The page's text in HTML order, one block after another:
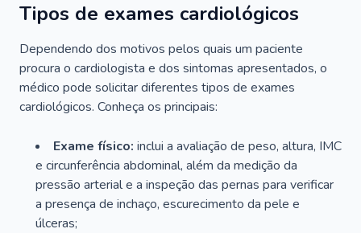
Tipos de exames cardiológicos
Dependendo dos motivos pelos quais um paciente
procura o cardiologista e dos sintomas apresentados, o
médico pode solicitar diferentes tipos de exames
cardiológicos. Conheça os principais:
Exame físico: inclui a avaliação de peso, altura, IMC
e circunferência abdominal, além da medição da
pressão arterial e a inspeção das pernas para verificar
a presença de inchaço, escurecimento da pele e
úlceras;